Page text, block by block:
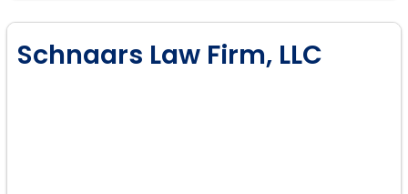
Derechos de los Padres
Schnaars Law Firm, LLC